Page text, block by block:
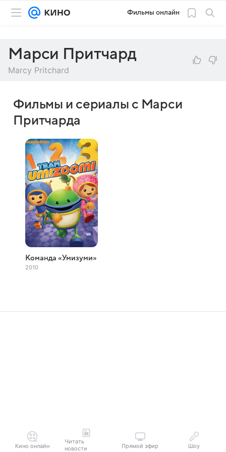
Фильмы онлайн
Марси Притчард
Marcy Pritchard
Фильмы и сериалы с Марси
Притчарда
Команда «Умизуми»
2010
Кино онлайн
Читать
новости
Прямой эфир Шоу